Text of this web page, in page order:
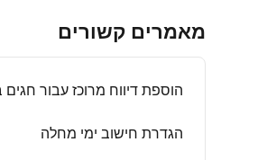
מאמרים קשורים
הוספת דיווח מרוכז עבור
הגדרת חישוב ימי מחלה